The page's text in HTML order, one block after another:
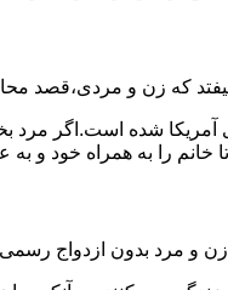
که زن و مردی،قصد
آمریکا شده است.اگر
خانم را به همراه خود و
و مرد بدون ازدواج